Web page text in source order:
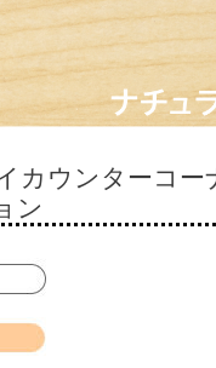
カウンターコー
ン